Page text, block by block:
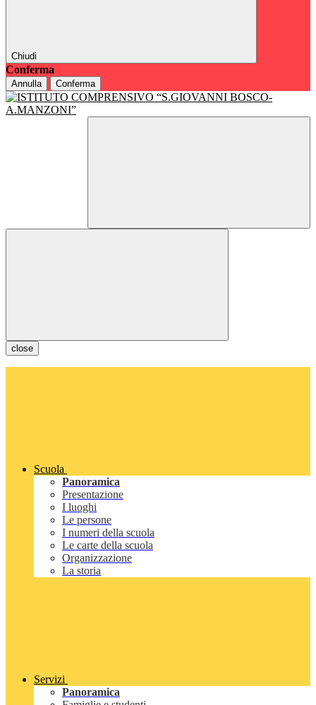
Chiudi
Conferma
Annulla Conferma
close
Scuola
Panoramica
Presentazione
I luoghi
Le persone
I numeri della scuola
Le carte della scuola
Organizzazione
La storia
Servizi
Panoramica